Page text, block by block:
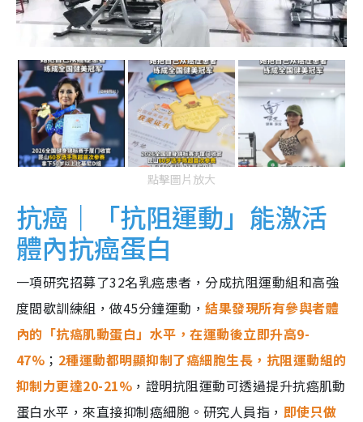
點擊圖片放大
抗癌｜「抗阻運動」能激活
體內抗癌蛋白
一項研究招募了32名乳癌患者，分成抗阻運動組和高強
度間歇訓練組，做45分鐘運動，結果發現所有參與者體
內的「抗癌肌動蛋白」水平，在運動後立即升高9-
47% ； 2種運動都明顯抑制了癌細胞生長，抗阻運動組的
抑制力更達20-21% ，證明抗阻運動可透過提升抗癌肌動
蛋白水平，來直接抑制癌細胞。研究人員指， 即使只做